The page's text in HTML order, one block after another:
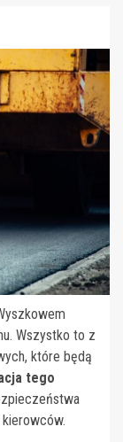
Wszystko to z
które będą
tego